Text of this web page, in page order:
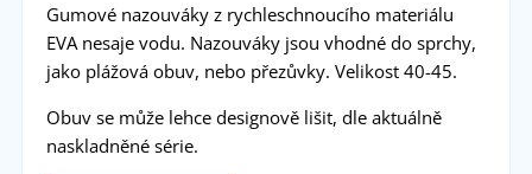
Gumové nazouváky z rychleschnoucího materiálu
EVA nesaje vodu. Nazouváky jsou vhodné do sprchy,
jako plážová obuv, nebo přezůvky. Velikost 40-45.
Obuv se může lehce designově lišit, dle aktuálně
naskladněné série.